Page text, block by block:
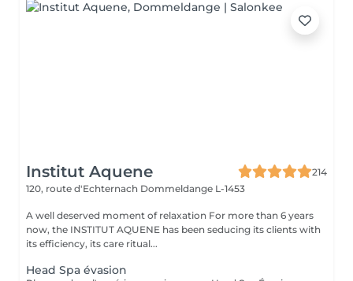
Institut Aquene
214
120, route d'Echternach Dommeldange L-1453
A well deserved moment of relaxation For more than 6 years
now, the INSTITUT AQUENE has been seducing its clients with
its efficiency, its care ritual...
Head Spa évasion